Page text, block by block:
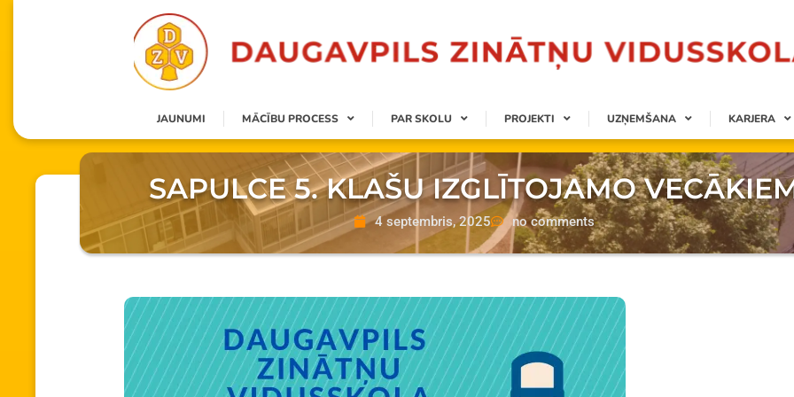
JAUNUMI MĀCĪBU PROCESS PAR SKOLU PROJEKTI UZŅEMŠANA KARJERA
SAPULCE 5. KLAŠU IZGLĪTOJAMO
4 septembris, 2025 no comments